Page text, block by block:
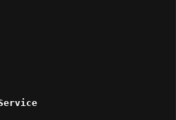
logger:
spell:
proxy: